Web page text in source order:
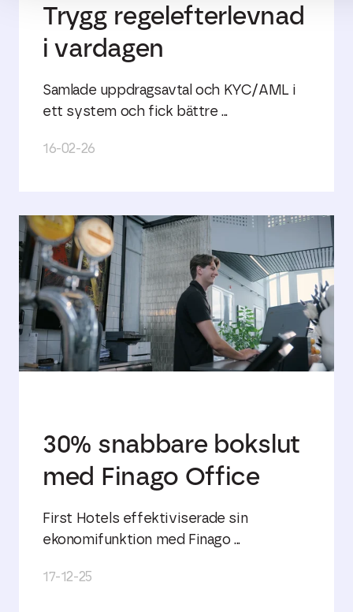
Trygg regelefterlevnad
i vardagen
Samlade uppdragsavtal och KYC/AML i
ett system och fick bättre ...
16-02-26
30% snabbare bokslut
med Finago Office
First Hotels effektiviserade sin
ekonomifunktion med Finago ...
17-12-25